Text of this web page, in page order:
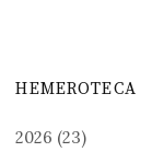
HEMEROTECA
2026 (23)